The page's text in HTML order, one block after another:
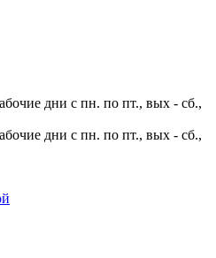
дни с пн. по пт., вых - сб.,
дни с пн. по пт., вых - сб.,